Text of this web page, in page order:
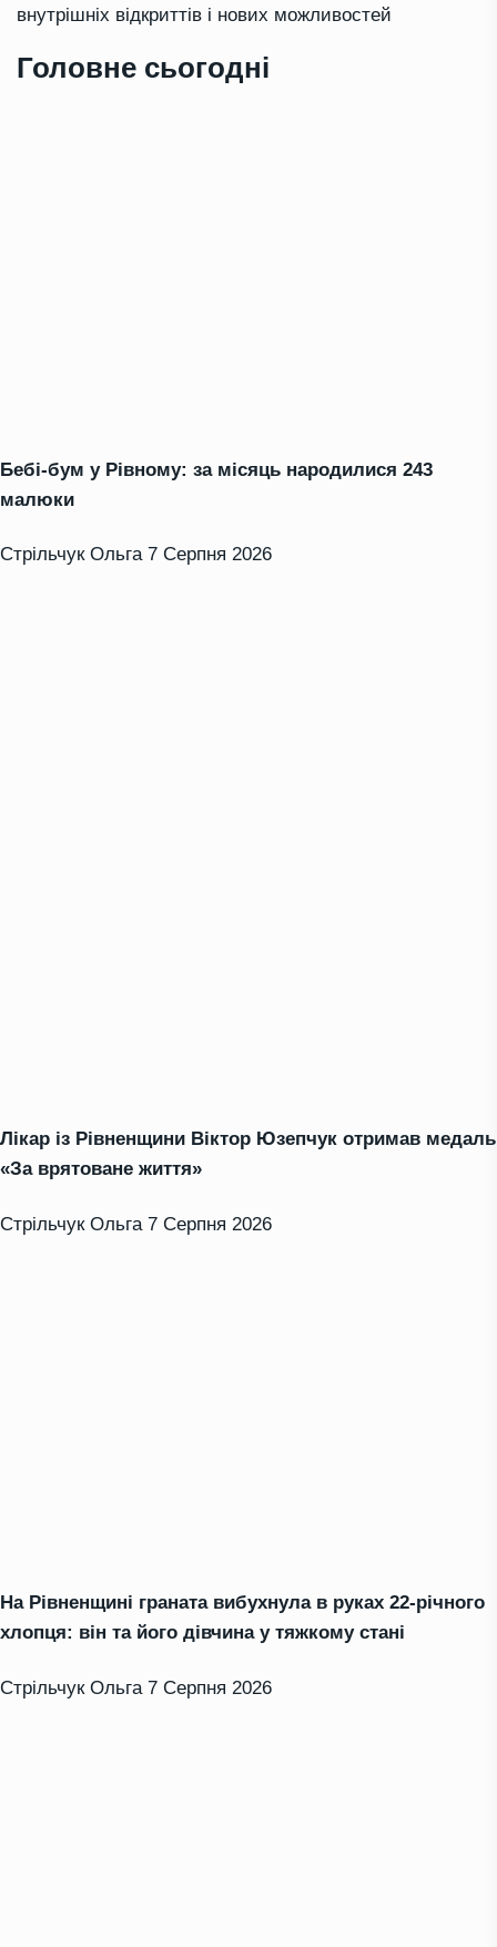
внутрішніх відкриттів і нових можливостей
Головне сьогодні
Бебі-бум у Рівному: за місяць народилися 243
малюки
Стрільчук Ольга 7 Серпня 2026
Лікар із Рівненщини Віктор Юзепчук отримав медаль
«За врятоване життя»
Стрільчук Ольга 7 Серпня 2026
На Рівненщині граната вибухнула в руках 22-річного
хлопця: він та його дівчина у тяжкому стані
Стрільчук Ольга 7 Серпня 2026